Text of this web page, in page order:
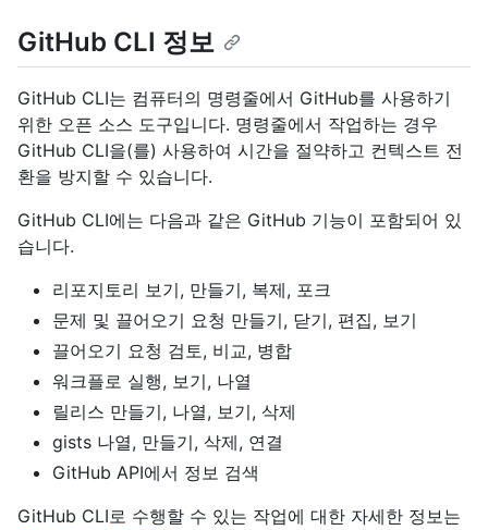
GitHub CLI 정보
GitHub CLI는 컴퓨터의 명령줄에서 GitHub를 사용하기
위한 오픈 소스 도구입니다. 명령줄에서 작업하는 경우
GitHub CLI을(를) 사용하여 시간을 절약하고 컨텍스트 전
환을 방지할 수 있습니다.
GitHub CLI에는 다음과 같은 GitHub 기능이 포함되어 있
습니다.
리포지토리 보기, 만들기, 복제, 포크
문제 및 끌어오기 요청 만들기, 닫기, 편집, 보기
끌어오기 요청 검토, 비교, 병합
워크플로 실행, 보기, 나열
릴리스 만들기, 나열, 보기, 삭제
gists 나열, 만들기, 삭제, 연결
GitHub API에서 정보 검색
GitHub CLI로 수행할 수 있는 작업에 대한 자세한 정보는